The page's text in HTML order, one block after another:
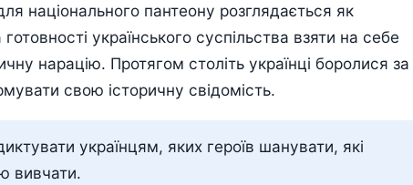
національного пантеону розглядається як
готовності українського суспільства взяти на себе
нарацію. Протягом століть українці боролися за
свою історичну свідомість.
українцям, яких героїв шанувати, які
вивчати.